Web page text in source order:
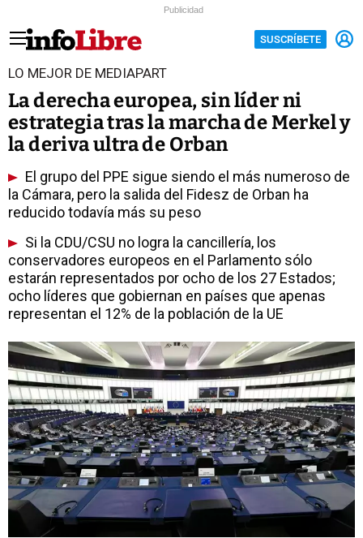
Publicidad
SUSCRÍBETE
LO MEJOR DE MEDIAPART
La derecha europea, sin líder ni
estrategia tras la marcha de Merkel y
la deriva ultra de Orban
El grupo del PPE sigue siendo el más numeroso de
la Cámara, pero la salida del Fidesz de Orban ha
reducido todavía más su peso
Si la CDU/CSU no logra la cancillería, los
conservadores europeos en el Parlamento sólo
estarán representados por ocho de los 27 Estados;
ocho líderes que gobiernan en países que apenas
representan el 12% de la población de la UE